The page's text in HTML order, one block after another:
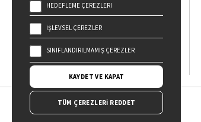
Doğan Kitap, bir Doğan Holding
kuruluşudur.
19 Mayıs Cad. Golden Plaza No:1 Kat:10
34360 / Şişli / İstanbul
HEDEFLEME ÇEREZLERI
İŞLEVSEL ÇEREZLER
SINIFLANDIRILMAMIŞ ÇEREZLER
KAYDET VE KAPAT
TÜM ÇEREZLERİ REDDET